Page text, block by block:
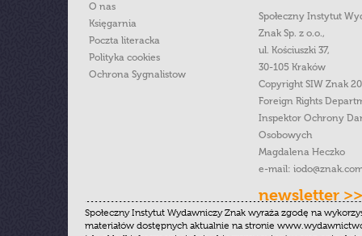
O nas
Księgarnia
Poczta literacka
Polityka cookies
Ochrona Sygnalistow
Społeczny Instytut
Znak Sp. z o.o.,
ul. Kościuszki 37,
30-105 Kraków
Copyright SIW Znak
Foreign Rights
Inspektor Ochrony
Osobowych
Magdalena Heczko
e-mail:
newsletter >>
Społeczny Instytut Wydawniczy Znak wyraża zgodę na
materiałów dostępnych aktualnie na stronie